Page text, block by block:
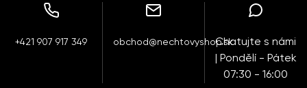
+421 907 917 349 obchod@nechtovyshop.skChatujte s námi
| Pondělí - Pátek
07:30 - 16:00